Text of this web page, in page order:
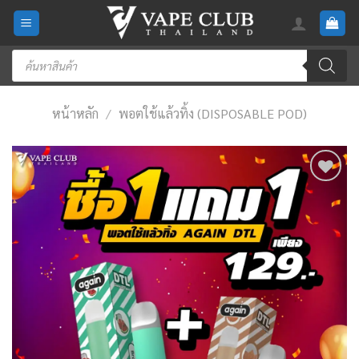
Skip
content
Products
search
หน้าหลัก / พอตใช้แล้วทิ้ง (DISPOSABLE POD)
Add
wishlist